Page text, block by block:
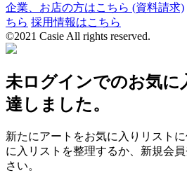
企業、お店の方はこちら (資料請求)
ちら 採用情報はこちら
©2021 Casie All rights reserved.
未ログインでのお気に
達しました。
新たにアートをお気に入りリスト
に入リストを整理するか、新規会
さい。